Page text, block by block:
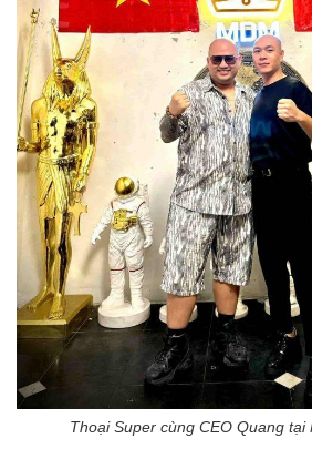
Thoại Super cùng CEO Quang tại